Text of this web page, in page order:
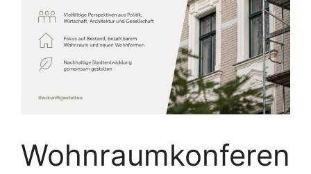
Wohnraumkonferen